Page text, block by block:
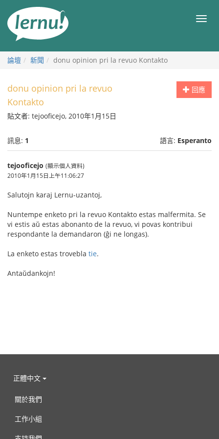
目
論壇 新聞 donu opinion pri la revuo Kontakto
回應
donu opinion pri la revuo
Kontakto
貼文者: tejooficejo, 2010年1月15日
訊息: 1 語言: Esperanto
tejooficejo (顯示個人資料)
2010年1月15日上午11:06:27
Salutojn karaj Lernu-uzantoj,
Nuntempe enketo pri la revuo Kontakto estas malfermita. Se
vi estis aŭ estas abonanto de la revuo, vi povas kontribui
respondante la demandaron (ĝi ne longas).
La enketo estas trovebla tie.
Antaŭdankojn!
正體中文
關於我們
工作小組